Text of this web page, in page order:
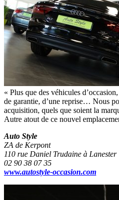
« Plus que des véhicules
de garantie, d’une reprise… Nous
acquisition, quels que soient la
Autre atout de ce nouvel
Auto Style
ZA de Kerpont
110 rue Daniel Trudaine à Lanester
02 90 38 07 35
www.autostyle-occasion.com